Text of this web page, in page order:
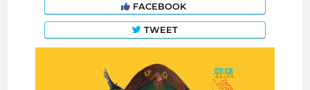
FACEBOOK
TWEET